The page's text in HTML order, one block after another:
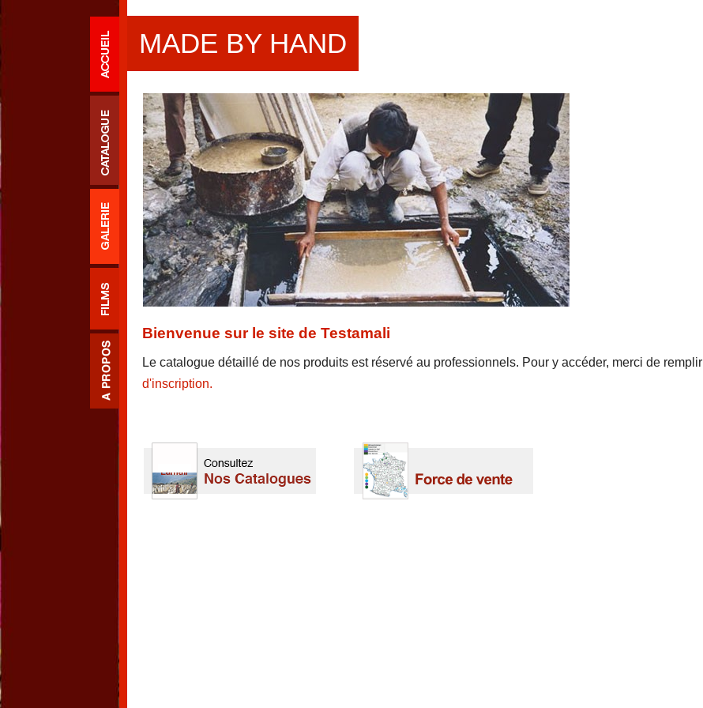
MADE BY HAND
Bienvenue sur le site de Testamali
Le catalogue détaillé de nos produits est réservé au professionnels. Pour y accéder, merci de remplir
d'inscription.